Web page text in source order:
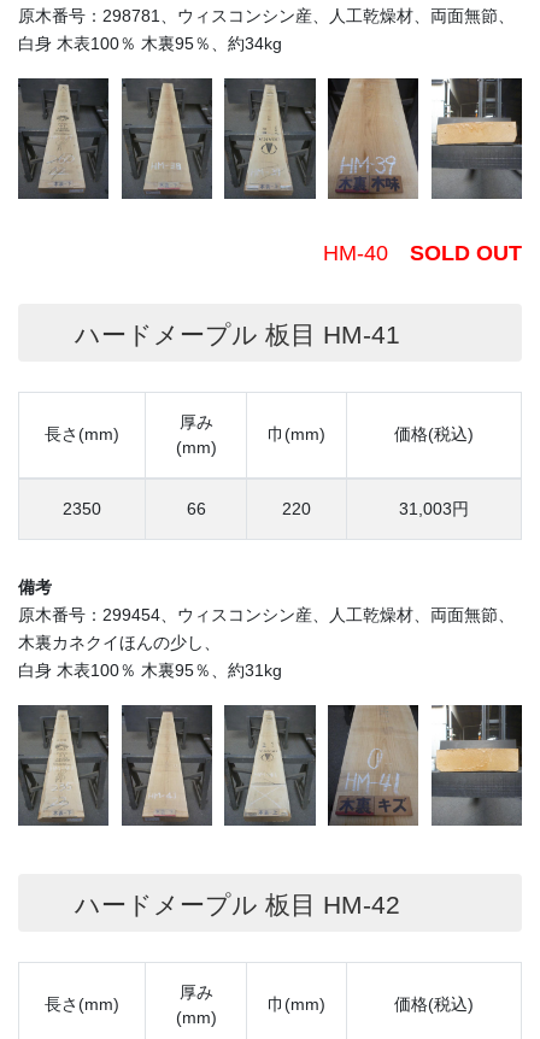
原木番号：298781、ウィスコンシン産、人工乾燥材、両面無節、
白身 木表100％ 木裏95％、約34kg
HM-40 SOLD OUT
ハードメープル 板目 HM-41
長さ(mm)
厚み
(mm)
巾(mm) 価格(税込)
2350 66 220 31,003円
備考
原木番号：299454、ウィスコンシン産、人工乾燥材、両面無節、
木裏カネクイほんの少し、
白身 木表100％ 木裏95％、約31kg
ハードメープル 板目 HM-42
長さ(mm)
厚み
(mm)
巾(mm) 価格(税込)